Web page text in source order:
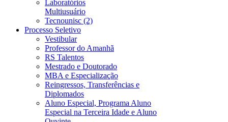
Laboratórios
Multiusuário
Tecnounisc (2)
Processo Seletivo
Vestibular
Professor do Amanhã
RS Talentos
Mestrado e Doutorado
MBA e Especialização
Reingressos, Transferências e
Diplomados
Aluno Especial, Programa Aluno
Especial na Terceira Idade e Aluno